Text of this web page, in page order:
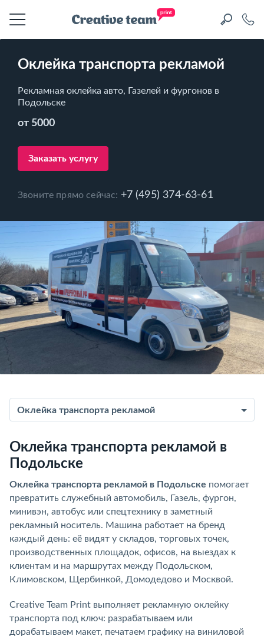
Оклейка транспорта рекламой
Рекламная оклейка авто, Газелей и фургонов в
Подольске
от 5000
Заказать услугу
Звоните прямо сейчас: +7 (495) 374-63-61
Оклейка транспорта рекламой
Оклейка транспорта рекламой в
Подольске
Оклейка транспорта рекламой в Подольске помогает
превратить служебный автомобиль, Газель, фургон,
минивэн, автобус или спецтехнику в заметный
рекламный носитель. Машина работает на бренд
каждый день: её видят у складов, торговых точек,
производственных площадок, офисов, на выездах к
клиентам и на маршрутах между Подольском,
Климовском, Щербинкой, Домодедово и Москвой.
Creative Team Print выполняет рекламную оклейку
транспорта под ключ: разрабатываем или
дорабатываем макет, печатаем графику на виниловой